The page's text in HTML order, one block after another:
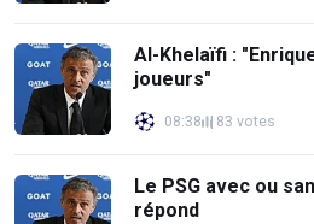
Al-Khelaïfi :
joueurs"
08:38 83 votes
Le PSG avec ou
répond